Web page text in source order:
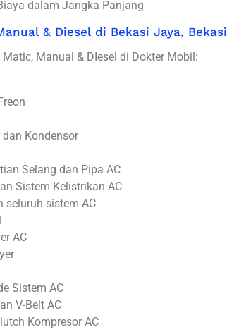
dalam Jangka Panjang
& Diesel di Bekasi Jaya, Bekasi
Manual & DIesel di Dokter Mobil:
Kondensor
Selang dan Pipa AC
Sistem Kelistrikan AC
seluruh sistem AC
AC
Sistem AC
V-Belt AC
Kompresor AC